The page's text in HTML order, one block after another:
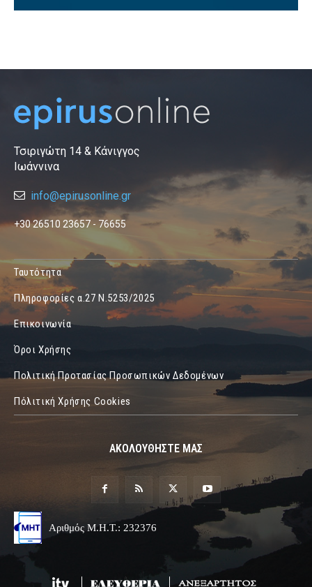
Τσιριγώτη 14 & Κάνιγγος
Ιωάννινα
info@epirusonline.gr
+30 26510 23657 - 76655
Ταυτότητα
Πληροφορίες α.27 Ν.5253/2025
Επικοινωνία
Όροι Χρήσης
Πολιτική Προτασίας Προσωπικών Δεδομένων
Πόλιτική Χρήσης Cookies
ΑΚΟΛΟΥΘΗΣΤΕ ΜΑΣ
Αριθμός Μ.Η.Τ.: 232376